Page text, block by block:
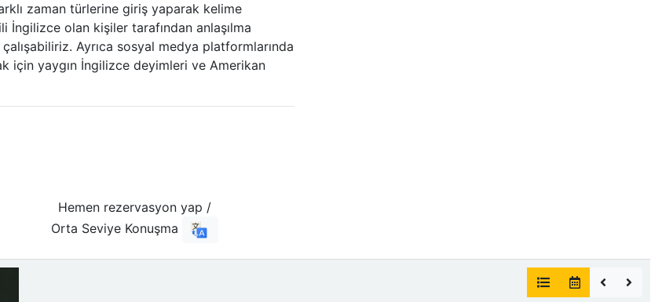
zaman türlerine giriş yaparak kelime
İngilizce olan kişiler tarafından anlaşılma
Ayrıca sosyal medya platformlarında
için yaygın İngilizce deyimleri ve Amerikan
Hemen rezervasyon yap /
Orta Seviye Konuşma